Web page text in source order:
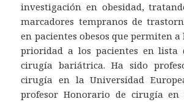
investigación en obesidad,
marcadores tempranos de
en pacientes obesos que permiten
prioridad a los pacientes en lista
cirugía bariátrica. Ha sido
cirugía en la Universidad
profesor Honorario de cirugía en